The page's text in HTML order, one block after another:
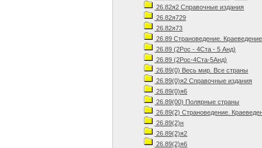
26.82я2 Справочные издания
26.82я729
26.82я73
26.89 Страноведение. Краеведение
26.89 (2Рос - 4Ста - 5 Анд)
26.89 (2Рос-4Ста-5Анд)
26.89(0) Весь мир. Все страны
26.89(0)я2 Справочные издания
26.89(0)я6
26.89(00) Полярные страны
26.89(2) Страноведение.
26.89(2)н
26.89(2)я2
26.89(2)я6